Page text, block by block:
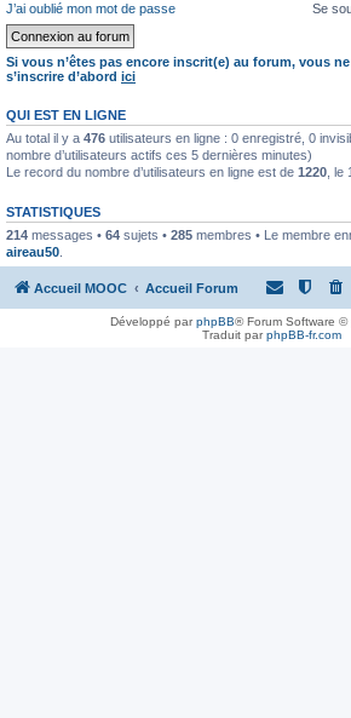
J’ai oublié mon mot de passe
Se
Si vous n’êtes pas encore inscrit(e) au forum, vous
s’inscrire d’abord ici
QUI EST EN LIGNE
Au total il y a 476 utilisateurs en ligne : 0 enregistré, 0
nombre d’utilisateurs actifs ces 5 dernières minutes)
Le record du nombre d’utilisateurs en ligne est de 1220 ,
STATISTIQUES
214 messages • 64 sujets • 285 membres • Le membre
aireau50
Accueil MOOC Accueil Forum
Développé parphpBB® Forum Software ©
Traduit parphpBB-fr.com